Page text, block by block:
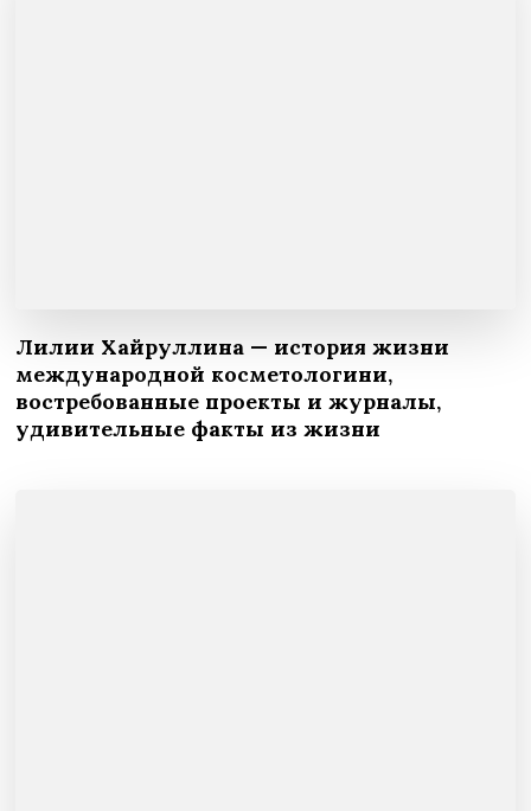
Лилии Хайруллина — история жизни
международной косметологини,
востребованные проекты и журналы,
удивительные факты из жизни